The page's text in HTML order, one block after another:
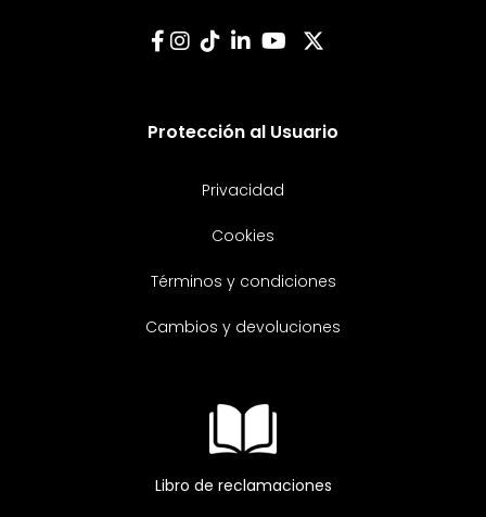
Protección al Usuario
Privacidad
Cookies
Términos y condiciones
Cambios y devoluciones
Libro de reclamaciones